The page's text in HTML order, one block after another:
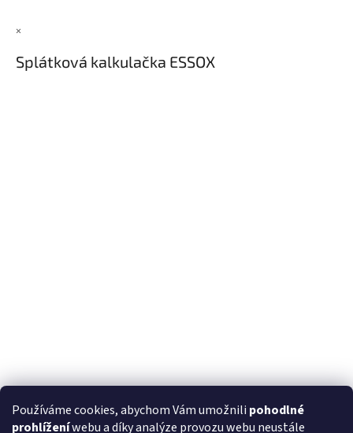
Používáme cookies, abychom Vám umožnili pohodlné
prohlíženíwebu a díky analýze provozu webu neustále
×
Splátková kalkulačka ESSOX